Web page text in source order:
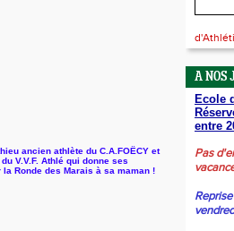
ancien athlète du C.A.FOËCY et
V.V.F. Athlé qui donne ses
Ronde des Marais à sa maman !
A NOS
Ecole
entre
Pas